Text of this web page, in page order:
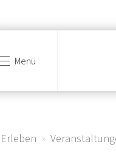
Menü
sauerland.de
Erleben